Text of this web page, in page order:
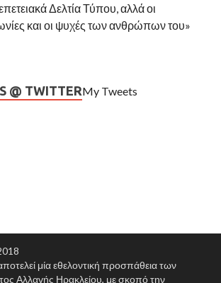
Δελτία Τύπου, αλλά οι
και οι ψυχές των ανθρώπων του»
@ TWITTERMy Tweets
μία εθελοντική προσπάθεια των
Αλλαγής Ηρακλείου, με σκοπό την